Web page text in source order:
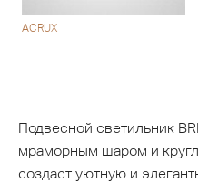
ACRUX
Подвесной светильник
мраморным шаром и
создаст уютную и